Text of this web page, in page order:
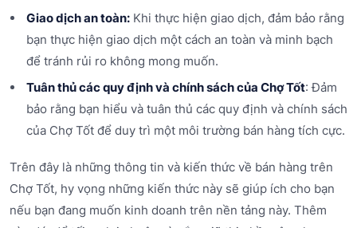
Giao dịch an toàn:Khi thực hiện giao dịch, đảm bảo rằng
bạn thực hiện giao dịch một cách an toàn và minh bạch
để tránh rủi ro không mong muốn.
Tuân thủ các quy định và chính sách của Chợ Tốt: Đảm
bảo rằng bạn hiểu và tuân thủ các quy định và chính sách
của Chợ Tốt để duy trì một môi trường bán hàng tích cực.
Trên đây là những thông tin và kiến thức về bán hàng trên
Chợ Tốt, hy vọng những kiến thức này sẽ giúp ích cho bạn
nếu bạn đang muốn kinh doanh trên nền tảng này. Thêm